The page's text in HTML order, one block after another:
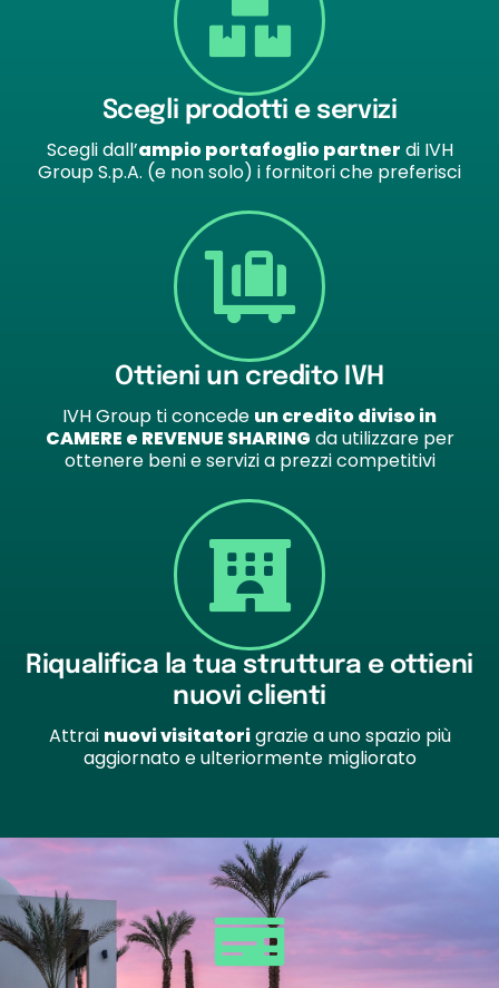
Scegli prodotti e servizi
Scegli dall’ampio portafoglio partner di IVH
Group S.p.A. (e non solo) i fornitori che preferisci
Ottieni un credito IVH
IVH Group ti concede un credito diviso in
CAMERE e REVENUE SHARING da utilizzare per
ottenere beni e servizi a prezzi competitivi
Riqualifica la tua struttura e ottieni
nuovi clienti
Attrai nuovi visitatorigrazie a uno spazio più
aggiornato e ulteriormente migliorato